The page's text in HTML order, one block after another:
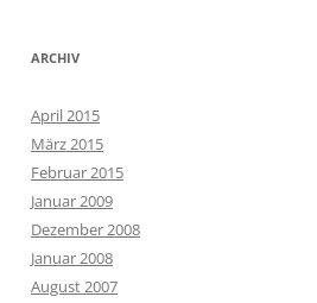
ARCHIV
April 2015
März 2015
Februar 2015
Januar 2009
Dezember 2008
Januar 2008
August 2007